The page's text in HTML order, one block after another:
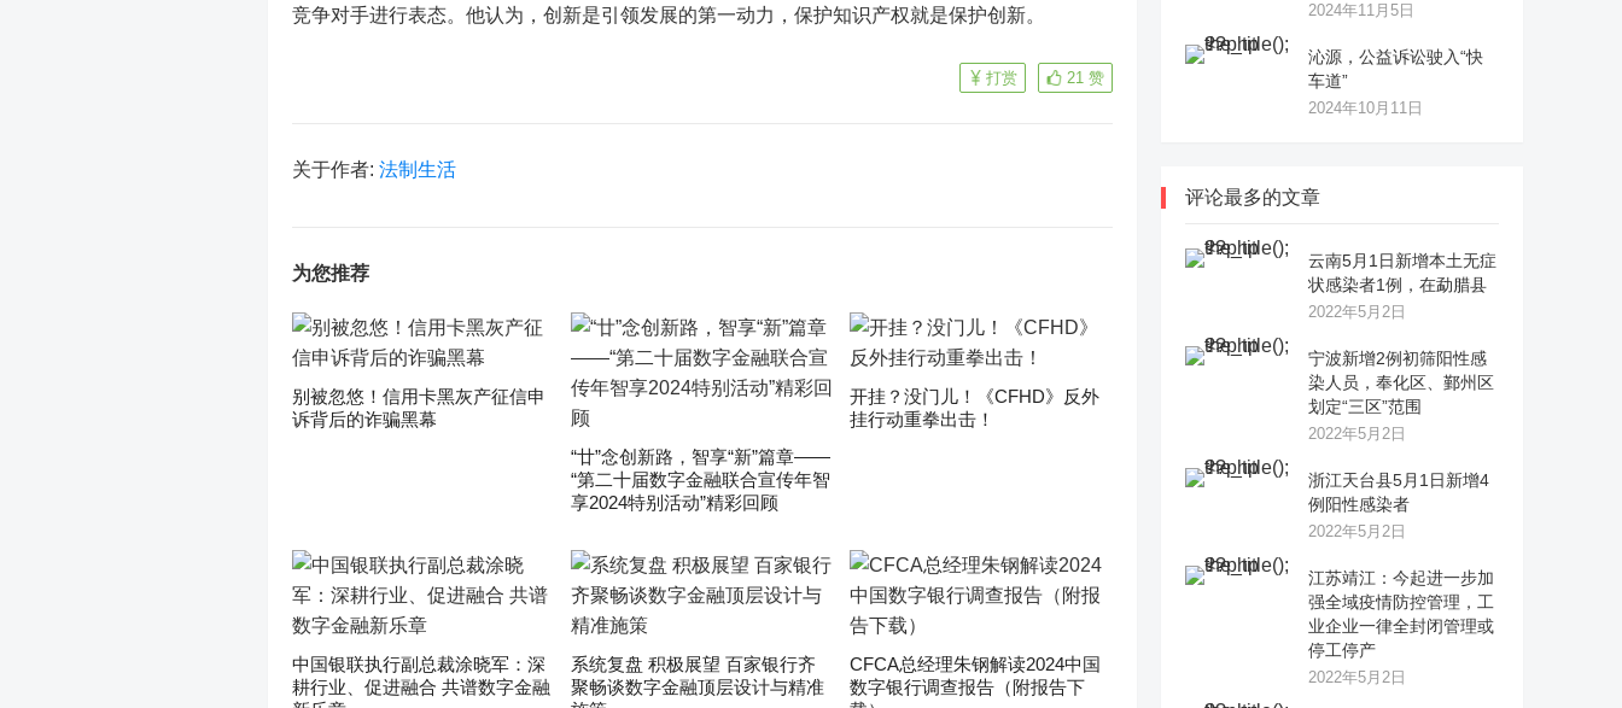
竞争对手进行表态。他认为，创新是引领发展的第一动力，保护知识产权就是保护创新。
21 赞
打赏
关于作者: 法制生活
为您推荐
别被忽悠！信用卡黑灰产征信申
诉背后的诈骗黑幕
“廿”念创新路，智享“新”篇章——
“第二十届数字金融联合宣传年智
享2024特别活动”精彩回顾
开挂？没门儿！《CFHD》反外
挂行动重拳出击！
中国银联执行副总裁涂晓军：深
耕行业、促进融合 共谱数字金融
系统复盘 积极展望 百家银行齐
聚畅谈数字金融顶层设计与精准
CFCA总经理朱钢解读2024中国
数字银行调查报告（附报告下
2024年11月5日
沁源，公益诉讼驶入“快
车道”
2024年10月11日
评论最多的文章
云南5月1日新增本土无症
状感染者1例，在勐腊县
2022年5月2日
宁波新增2例初筛阳性感
染人员，奉化区、鄞州区
划定“三区”范围
2022年5月2日
浙江天台县5月1日新增4
例阳性感染者
2022年5月2日
江苏靖江：今起进一步加
强全域疫情防控管理，工
业企业一律全封闭管理或
停工停产
2022年5月2日